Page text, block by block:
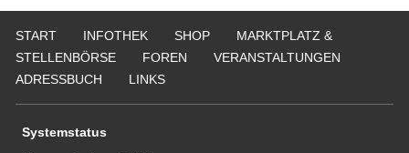
START INFOTHEK SHOP
MARKTPLATZ &
STELLENBÖRSE
FOREN
VERANSTALTUNGEN
ADRESSBUCH
LINKS
Systemstatus